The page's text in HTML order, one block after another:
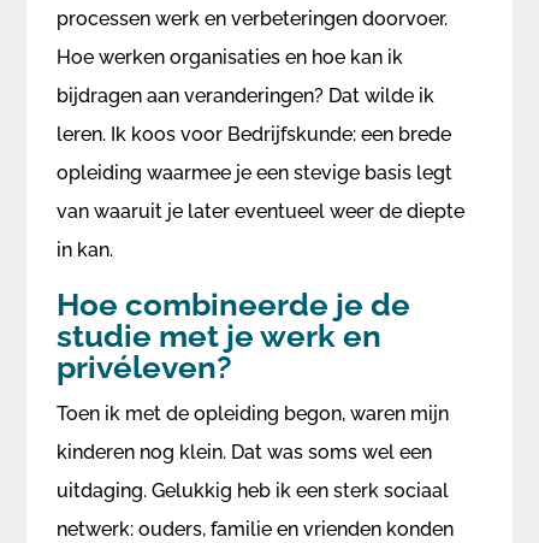
processen werk en verbeteringen doorvoer.
Hoe werken organisaties en hoe kan ik
bijdragen aan veranderingen? Dat wilde ik
leren. Ik koos voor Bedrijfskunde: een brede
opleiding waarmee je een stevige basis legt
van waaruit je later eventueel weer de diepte
in kan.
Hoe combineerde je de
studie met je werk en
privéleven?
Toen ik met de opleiding begon, waren mijn
kinderen nog klein. Dat was soms wel een
uitdaging. Gelukkig heb ik een sterk sociaal
netwerk: ouders, familie en vrienden konden